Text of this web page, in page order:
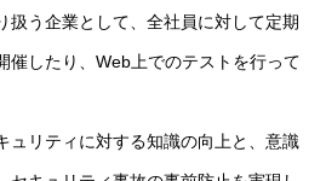
仕事を知る
扱う企業として、全社員に対して定期
催したり、Web上でのテストを行って
ュリティに対する知識の向上と、意識